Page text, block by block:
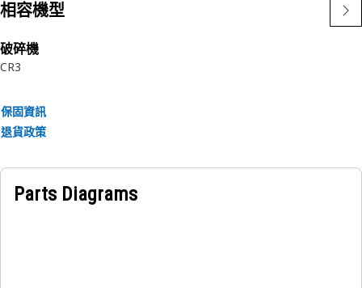
安全警示膠膜用於機器機架的液壓錘中，以採取安全預防措施，
明。
相容機型
破碎機
CR3
保固資訊
退貨政策
Parts Diagrams